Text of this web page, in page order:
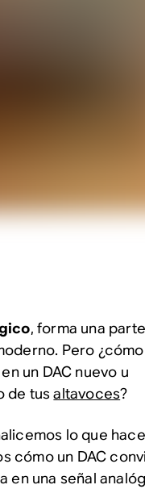
, forma una parte
Pero ¿cómo
un DAC nuevo u
de tusaltavoces?
lo que hace
cómo un DAC
en una señal